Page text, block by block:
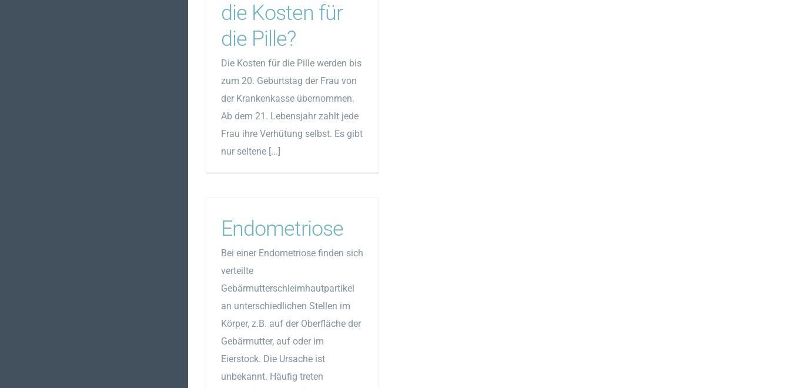
die Kosten für
die Pille?
Die Kosten für die Pille werden bis
zum 20. Geburtstag der Frau von
der Krankenkasse übernommen.
Ab dem 21. Lebensjahr zahlt jede
Frau ihre Verhütung selbst. Es gibt
nur seltene [...]
Endometriose
Bei einer Endometriose finden sich
verteilte
Gebärmutterschleimhautpartikel
an unterschiedlichen Stellen im
Körper, z.B. auf der Oberfläche der
Gebärmutter, auf oder im
Eierstock. Die Ursache ist
unbekannt. Häufig treten